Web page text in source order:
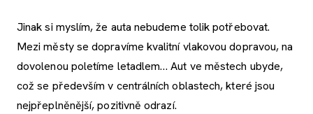
Jinak si myslím, že auta nebudeme tolik potřebovat.
Mezi městy se dopravíme kvalitní vlakovou dopravou, na
dovolenou poletíme letadlem… Aut ve městech ubyde,
což se především v centrálních oblastech, které jsou
nejpřeplněnější, pozitivně odrazí.